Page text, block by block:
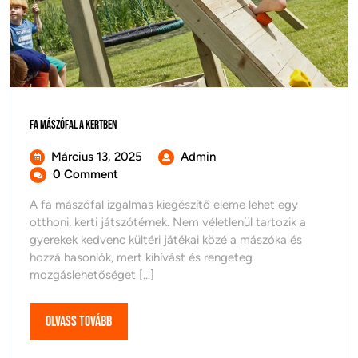
Fa Mászófal A KertbenMászófal
Kertben
Március 13, 2025 MárciusAdminFa
Kertben
0 Comment
A fa mászófal izgalmas kiegészítő eleme lehet egy
otthoni, kerti játszótérnek. Nem véletlenül tartozik a
gyerekek kedvenc kültéri játékai közé a mászóka és
hozzá hasonlók, mert kihívást és rengeteg
mozgáslehetőséget [...]
Olvass TovábbOlvass
Tovább